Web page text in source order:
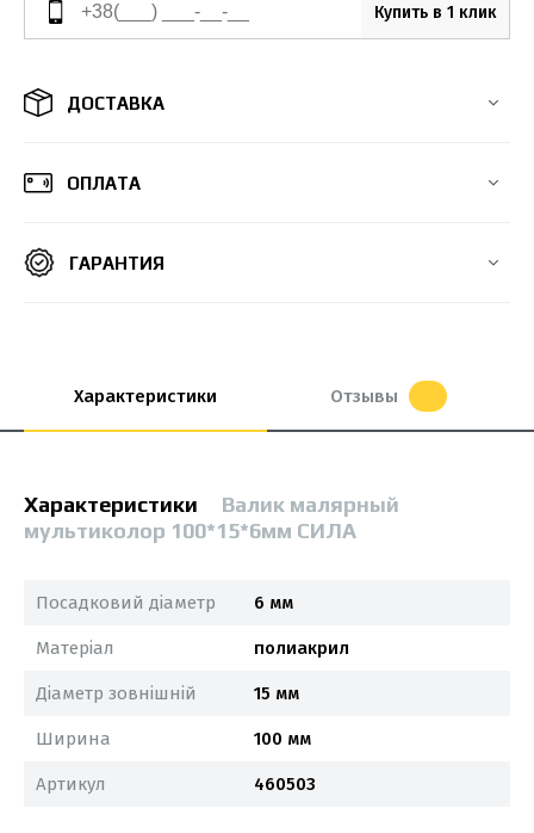
Купить в 1 клик
ДОСТАВКА
ОПЛАТА
ГАРАНТИЯ
Характеристики Отзывы
Характеристики
Валик малярный
мультиколор 100*15*6мм СИЛА
Посадковий діаметр 6 мм
Матеріал полиакрил
Діаметр зовнішній 15 мм
Ширина 100 мм
Артикул 460503